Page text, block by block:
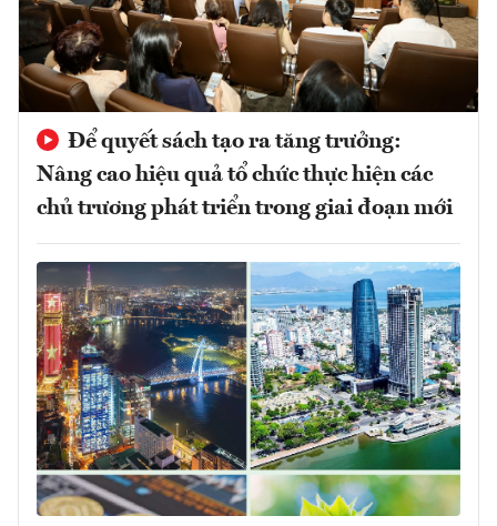
Để quyết sách tạo ra tăng trưởng:
Nâng cao hiệu quả tổ chức thực hiện các
chủ trương phát triển trong giai đoạn mới